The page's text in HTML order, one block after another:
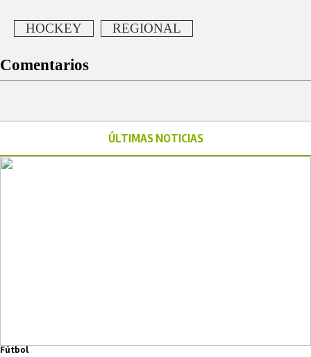
HOCKEY REGIONAL
Comentarios
ÚLTIMAS NOTICIAS
Fútbol